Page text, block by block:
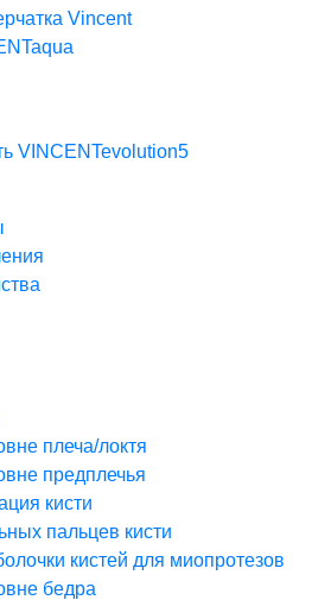
Vincent
VINCENTevolution5
плеча/локтя
предплечья
кисти
пальцев кисти
кистей для миопротезов
бедра